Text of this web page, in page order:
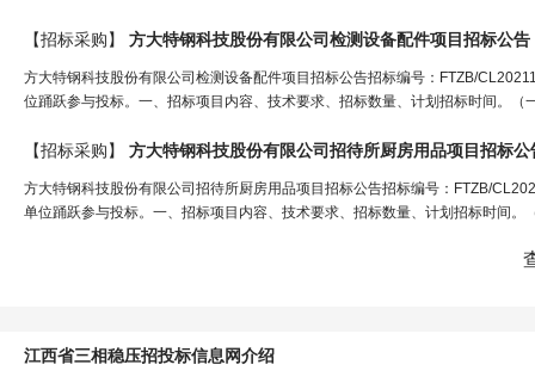
【招标采购】 方大特钢科技股份有限公司检测设备配件项目招标公告
方大特钢科技股份有限公司检测设备配件项目招标公告招标编号：FTZB/
位踊跃参与投标。一、招标项目内容、技术要求、招标数量、计划招标时间。
【招标采购】 方大特钢科技股份有限公司招待所厨房用品项目招标公
方大特钢科技股份有限公司招待所厨房用品项目招标公告招标编号：FTZB/
单位踊跃参与投标。一、招标项目内容、技术要求、招标数量、计划招标时间
江西省三相稳压招投标信息网介绍